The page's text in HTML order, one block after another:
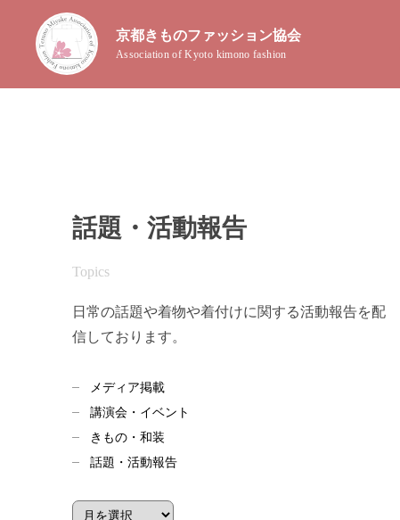
京都きものファッション協会
Association of Kyoto kimono fashion
話題・活動報告
Topics
日常の話題や着物や着付けに関する活動報告を配
信しております。
メディア掲載
講演会・イベント
きもの・和装
話題・活動報告